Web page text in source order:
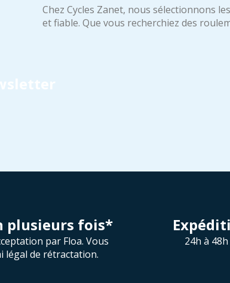
Chez Cycles Zanet, nous sélectionnons
et fiable. Que vous recherchiez des
plusieurs fois*
par Floa. Vous
légal de rétractation.
24h à